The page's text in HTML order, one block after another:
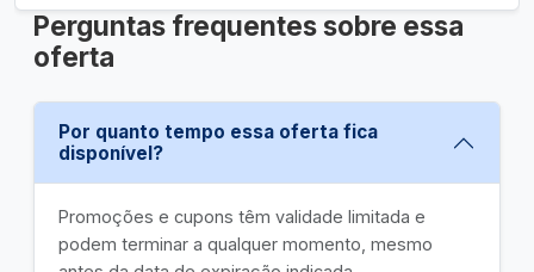
Perguntas frequentes sobre essa
oferta
Por quanto tempo essa oferta fica
disponível?
Promoções e cupons têm validade limitada e
podem terminar a qualquer momento, mesmo